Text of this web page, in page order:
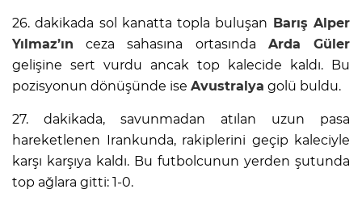
26. dakikada sol kanatta topla buluşan Barış Alper
Yılmaz’ın ceza sahasına ortasında Arda Güler
gelişine sert vurdu ancak top kalecide kaldı. Bu
pozisyonun dönüşünde ise Avustralya golü buldu.
27. dakikada, savunmadan atılan uzun pasa
hareketlenen Irankunda, rakiplerini geçip kaleciyle
karşı karşıya kaldı. Bu futbolcunun yerden şutunda
top ağlara gitti: 1-0.